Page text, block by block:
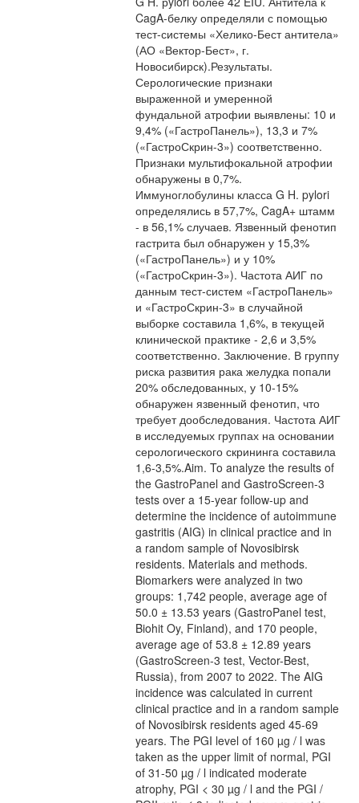
CagA-белку определяли с помощью
тест-системы «Хелико-Бест антитела»
(АО «Вектор-Бест», г.
Новосибирск).Результаты.
Серологические признаки
выраженной и умеренной
фундальной атрофии выявлены: 10 и
9,4% («ГастроПанель»), 13,3 и 7%
(«ГастроСкрин-3») соответственно.
Признаки мультифокальной атрофии
обнаружены в 0,7%.
Иммуноглобулины класса G H. pylori
определялись в 57,7%, CagA+ штамм
- в 56,1% случаев. Язвенный фенотип
гастрита был обнаружен у 15,3%
(«ГастроПанель») и у 10%
(«ГастроСкрин-3»). Частота АИГ по
данным тест-систем «ГастроПанель»
и «ГастроСкрин-3» в случайной
выборке составила 1,6%, в текущей
клинической практике - 2,6 и 3,5%
соответственно. Заключение. В группу
риска развития рака желудка попали
20% обследованных, у 10-15%
обнаружен язвенный фенотип, что
требует дообследования. Частота АИГ
в исследуемых группах на основании
серологического скрининга составила
1,6-3,5%.Aim. To analyze the results of
the GastroPanel and GastroScreen-3
tests over a 15-year follow-up and
determine the incidence of autoimmune
gastritis (AIG) in clinical practice and in
a random sample of Novosibirsk
residents. Materials and methods.
Biomarkers were analyzed in two
groups: 1,742 people, average age of
50.0 ± 13.53 years (GastroPanel test,
Biohit Oy, Finland), and 170 people,
average age of 53.8 ± 12.89 years
(GastroScreen-3 test, Vector-Best,
Russia), from 2007 to 2022. The AIG
incidence was calculated in current
clinical practice and in a random sample
of Novosibirsk residents aged 45-69
years. The PGI level of 160 µg / l was
taken as the upper limit of normal, PGI
of 31-50 µg / l indicated moderate
atrophy, PGI < 30 µg / l and the PGI /